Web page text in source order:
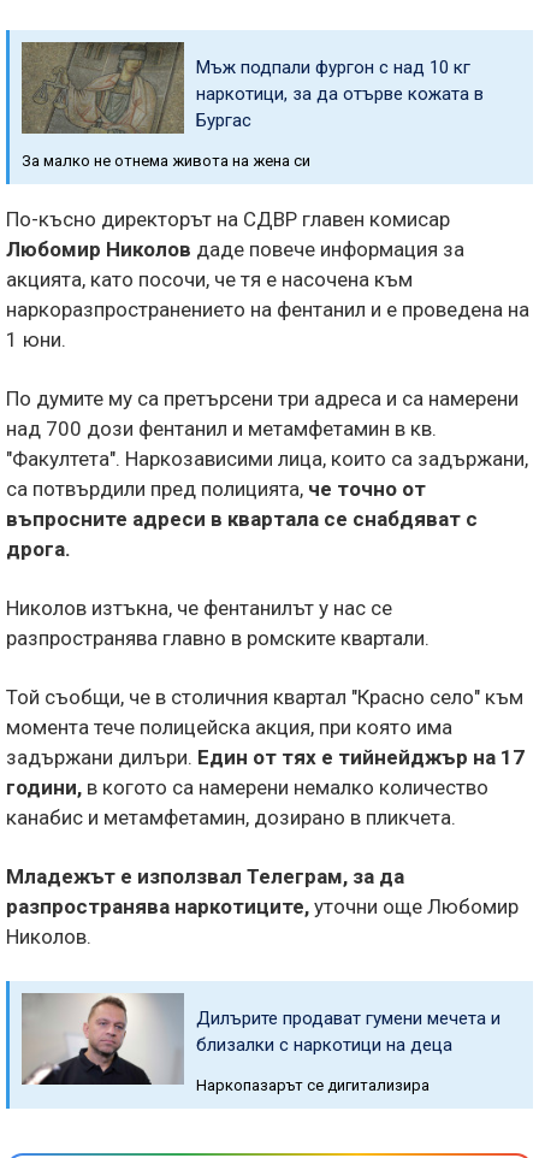
Мъж подпали фургон с над 10 кг
наркотици, за да отърве кожата в
Бургас
За малко не отнема живота на жена си
По-късно директорът на СДВР главен комисар
Любомир Николов даде повече информация за
акцията, като посочи, че тя е насочена към
наркоразпространението на фентанил и е проведена на
1 юни.
По думите му са претърсени три адреса и са намерени
над 700 дози фентанил и метамфетамин в кв.
"Факултета". Наркозависими лица, които са задържани,
са потвърдили пред полицията, че точно от
въпросните адреси в квартала се снабдяват с
дрога.
Николов изтъкна, че фентанилът у нас се
разпространява главно в ромските квартали.
Той съобщи, че в столичния квартал "Красно село" към
момента тече полицейска акция, при която има
задържани дилъри. Един от тях е тийнейджър на 17
години, в когото са намерени немалко количество
канабис и метамфетамин, дозирано в пликчета.
Младежът е използвал Телеграм, за да
разпространява наркотиците, уточни още Любомир
Николов.
Дилърите продават гумени мечета и
близалки с наркотици на деца
Наркопазарът се дигитализира